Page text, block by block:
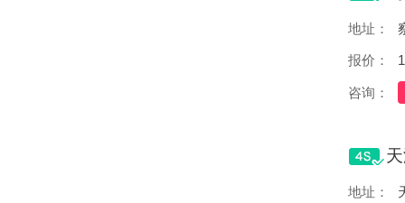
地址：
报价：
咨询：
地址：